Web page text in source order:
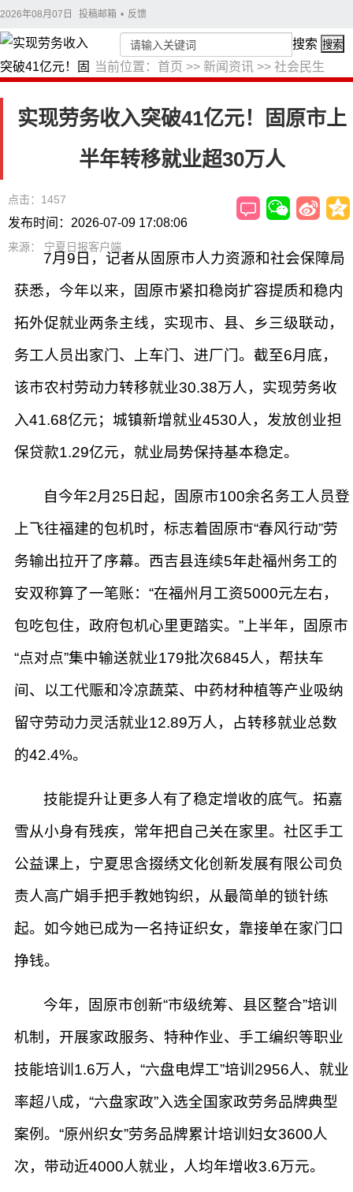
2026年08月07日 投稿邮箱 • 反馈
当前位置： 首页 >> 新闻资讯 >> 社会民生
搜索 搜索
实现劳务收入突破41亿元！固原市上
半年转移就业超30万人
点击：1457
发布时间：2026-07-09 17:08:06
来源： 宁夏日报客户端
7月9日，记者从固原市人力资源和社会保障局
获悉，今年以来，固原市紧扣稳岗扩容提质和稳内
拓外促就业两条主线，实现市、县、乡三级联动，
务工人员出家门、上车门、进厂门。截至6月底，
该市农村劳动力转移就业30.38万人，实现劳务收
入41.68亿元；城镇新增就业4530人，发放创业担
保贷款1.29亿元，就业局势保持基本稳定。
自今年2月25日起，固原市100余名务工人员登
上飞往福建的包机时，标志着固原市“春风行动”劳
务输出拉开了序幕。西吉县连续5年赴福州务工的
安双称算了一笔账：“在福州月工资5000元左右，
包吃包住，政府包机心里更踏实。”上半年，固原市
“点对点”集中输送就业179批次6845人，帮扶车
间、以工代赈和冷凉蔬菜、中药材种植等产业吸纳
留守劳动力灵活就业12.89万人，占转移就业总数
的42.4%。
技能提升让更多人有了稳定增收的底气。拓嘉
雪从小身有残疾，常年把自己关在家里。社区手工
公益课上，宁夏思含掇绣文化创新发展有限公司负
责人高广娟手把手教她钩织，从最简单的锁针练
起。如今她已成为一名持证织女，靠接单在家门口
挣钱。
今年，固原市创新“市级统筹、县区整合”培训
机制，开展家政服务、特种作业、手工编织等职业
技能培训1.6万人，“六盘电焊工”培训2956人、就业
率超八成，“六盘家政”入选全国家政劳务品牌典型
案例。“原州织女”劳务品牌累计培训妇女3600人
次，带动近4000人就业，人均年增收3.6万元。